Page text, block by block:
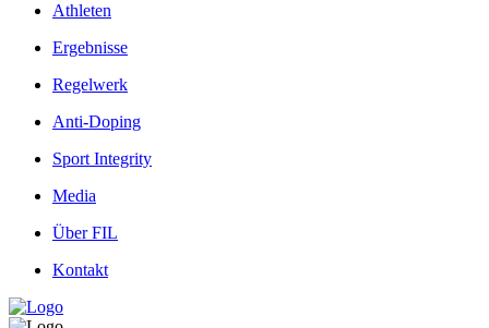
Athleten
Ergebnisse
Regelwerk
Anti-Doping
Sport Integrity
Media
Über FIL
Kontakt